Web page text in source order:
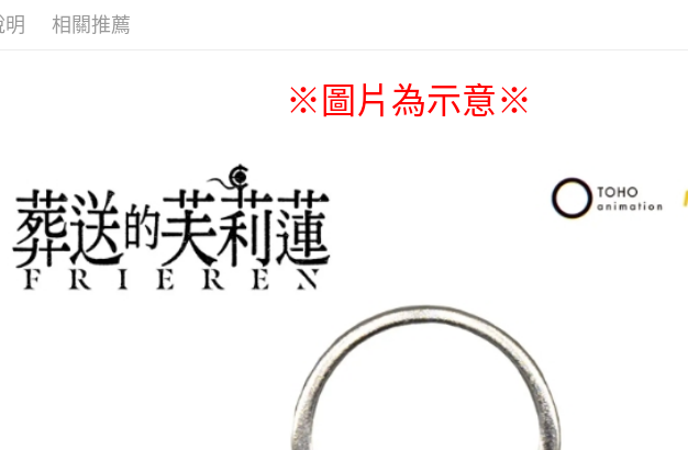
宅配-木棉花樂園專用
明 相關推薦
※圖片為示意※